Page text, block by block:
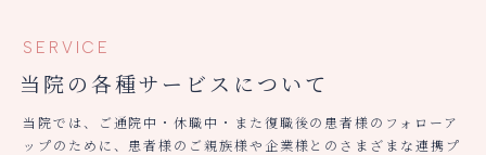
SERVICE
当院の各種サービスについて
当院では、ご通院中・休職中・また復職後の患者様のフォローア
ップのために、患者様のご親族様や企業様とのさまざまな連携プ